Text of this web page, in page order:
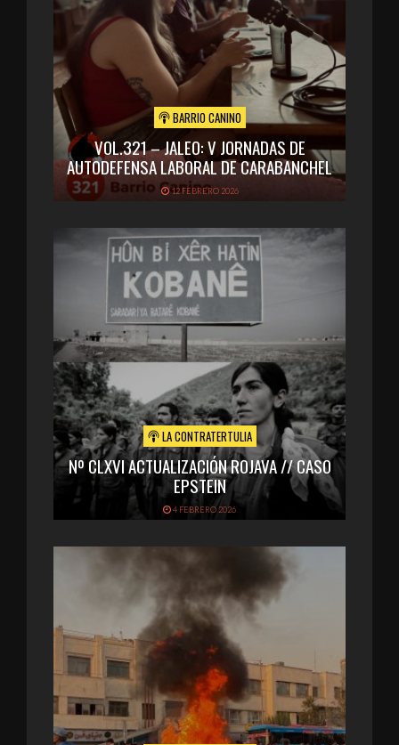
BARRIO CANINO
VOL.321 – JALEO: V JORNADAS DE
AUTODEFENSA LABORAL DE CARABANCHEL
12 FEBRERO 2026
LA CONTRATERTULIA
Nº CLXVI ACTUALIZACIÓN ROJAVA // CASO
EPSTEIN
4 FEBRERO 2026